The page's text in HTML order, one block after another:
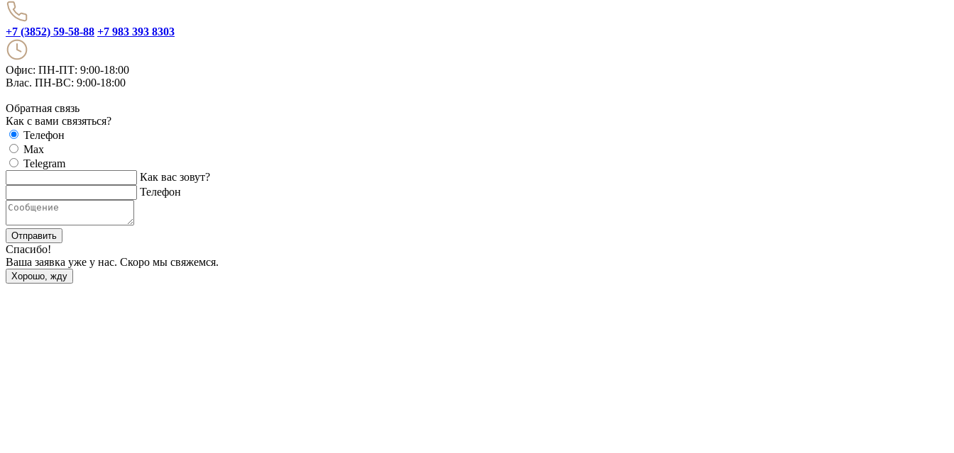
+7 (3852) 59-58-88 +7 983 393 8303
Офис: ПН-ПТ: 9:00-18:00
Влас. ПН-ВС: 9:00-18:00
Обратная связь
Как с вами связяться?
Телефон
Max
Telegram
Как вас зовут?
Телефон
Отправить
Спасибо!
Ваша заявка уже у нас. Скоро мы свяжемся.
Хорошо, жду